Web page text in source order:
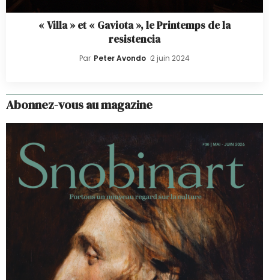
« Villa » et « Gaviota », le Printemps de la
resistencia
Par Peter Avondo 2 juin 2024
Abonnez-vous au magazine